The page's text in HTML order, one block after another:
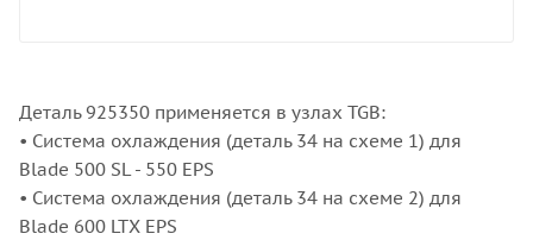
Деталь 925350 применяется в узлах TGB:
• Система охлаждения (деталь 34 на схеме 1) для
Blade 500 SL - 550 EPS
• Система охлаждения (деталь 34 на схеме 2) для
Blade 600 LTX EPS